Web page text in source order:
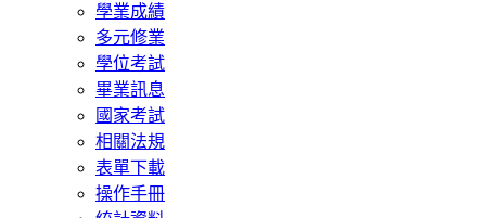
學業成績
多元修業
學位考試
畢業訊息
國家考試
相關法規
表單下載
操作手冊